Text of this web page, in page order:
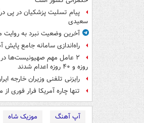
پیام تسلیت پزشکیان در پی
سعیدی
آخرین وضعیت نبرد به
راه‌اندازی سامانه جامع
روزه و ۴۰ روزه اعدام شدند
رایزنی تلفنی وزیران خارجه
تنها چاره آمریکا فرار فوری
آپ آهنگ
موزیک شاه